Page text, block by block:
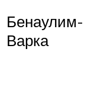
Бенаулим-
Варка